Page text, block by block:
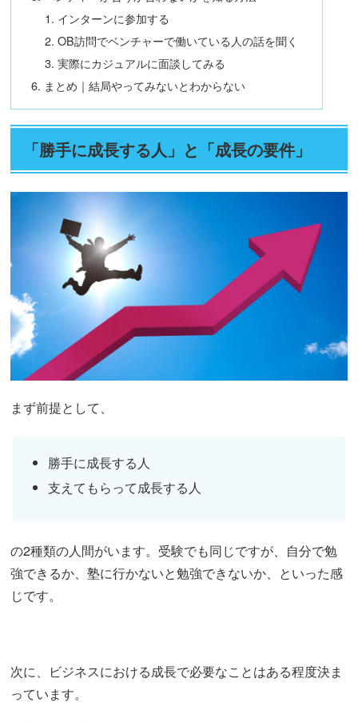
インターンに参加する
OB訪問でベンチャーで働いている人の話を聞く
実際にカジュアルに面談してみる
まとめ｜結局やってみないとわからない
「勝手に成長する人」と「成長の要件」
まず前提として、
勝手に成長する人
支えてもらって成長する人
の2種類の人間がいます。受験でも同じですが、自分で勉
強できるか、塾に行かないと勉強できないか、といった感
じです。
次に、ビジネスにおける成長で必要なことはある程度決ま
っています。